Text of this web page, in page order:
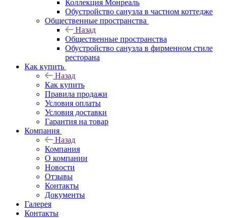
Коллекция Монреаль
Обустройство санузла в частном коттедже
Общественные пространства
Назад
Общественные пространства
Обустройство санузла в фирменном стиле
ресторана
Как купить
Назад
Как купить
Правила продажи
Условия оплаты
Условия доставки
Гарантия на товар
Компания
Назад
Компания
О компании
Новости
Отзывы
Контакты
Документы
Галерея
Контакты